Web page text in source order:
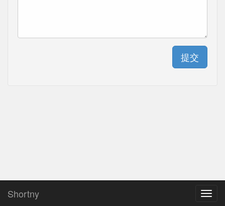
Shortny
提交